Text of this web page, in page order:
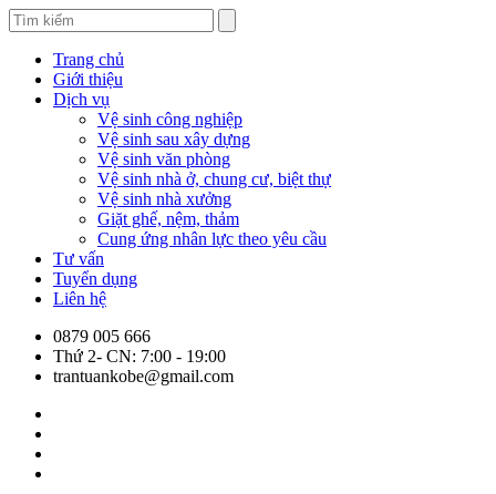
Trang chủ
Giới thiệu
Dịch vụ
Vệ sinh công nghiệp
Vệ sinh sau xây dựng
Vệ sinh văn phòng
Vệ sinh nhà ở, chung cư, biệt thự
Vệ sinh nhà xưởng
Giặt ghế, nệm, thảm
Cung ứng nhân lực theo yêu cầu
Tư vấn
Tuyển dụng
Liên hệ
0879 005 666
Thứ 2- CN: 7:00 - 19:00
trantuankobe@gmail.com